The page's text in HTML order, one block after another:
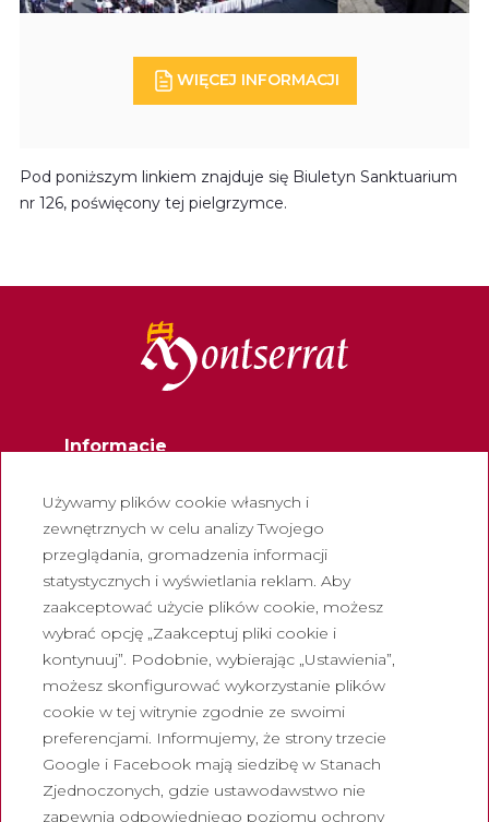
WIĘCEJ INFORMACJI
Pod poniższym linkiem znajduje się Biuletyn Sanktuarium
nr 126, poświęcony tej pielgrzymce.
Informacje
Biuletyn
Pracuj z nami
Często zadawane pytania
Turystyczny bilet wstępu
Prawny
Polityka prywatności
Polityka cookies
Polityka dotycząca mediów
społecznościowych
Używamy plików cookie własnych i
zewnętrznych w celu analizy Twojego
przeglądania, gromadzenia informacji
statystycznych i wyświetlania reklam. Aby
zaakceptować użycie plików cookie, możesz
wybrać opcję „Zaakceptuj pliki cookie i
kontynuuj”. Podobnie, wybierając „Ustawienia”,
możesz skonfigurować wykorzystanie plików
cookie w tej witrynie zgodnie ze swoimi
preferencjami. Informujemy, że strony trzecie
Google i Facebook mają siedzibę w Stanach
Zjednoczonych, gdzie ustawodawstwo nie
zapewnia odpowiedniego poziomu ochrony